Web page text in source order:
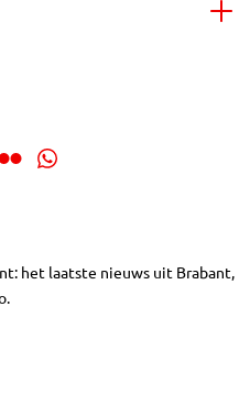
het laatste nieuws uit Brabant,